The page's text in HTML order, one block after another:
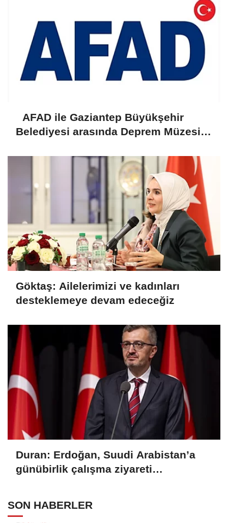
AFAD ile Gaziantep Büyükşehir
Belediyesi arasında Deprem Müzesi
Göktaş: Ailelerimizi ve kadınları
desteklemeye devam edeceğiz
Duran: Erdoğan, Suudi Arabistan’a
günübirlik çalışma ziyareti
SON HABERLER